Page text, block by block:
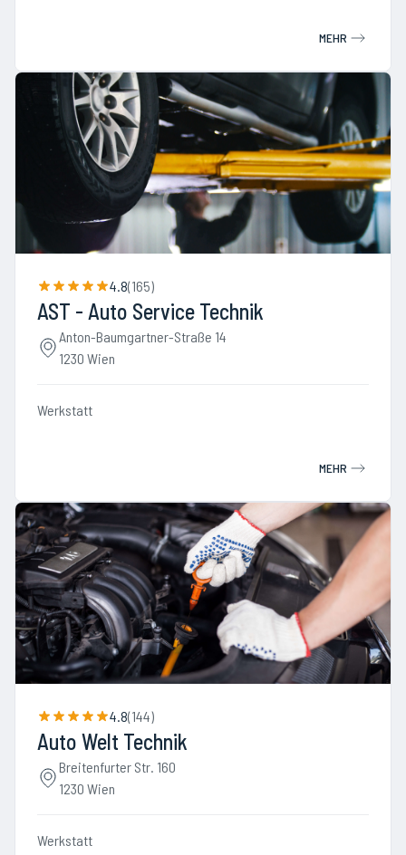
MEHR
4.8(165)
AST - Auto Service Technik
Anton-Baumgartner-Straße 14
1230 Wien
Werkstatt
MEHR
4.8(144)
Auto Welt Technik
Breitenfurter Str. 160
1230 Wien
Werkstatt